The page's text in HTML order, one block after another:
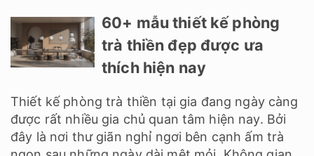
60+ mẫu thiết kế phòng
trà thiền đẹp được ưa
thích hiện nay
Thiết kế phòng trà thiền tại gia đang ngày càng
được rất nhiều gia chủ quan tâm hiện nay. Bởi
đây là nơi thư giãn nghỉ ngơi bên cạnh ấm trà